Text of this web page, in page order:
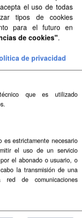
el uso de todas
tipos de cookies
para el futuro en
de cookies".
de privacidad
que es utilizado
es estrictamente necesario
el uso de un servicio
el abonado o usuario, o
la transmisión de una
de comunicaciones